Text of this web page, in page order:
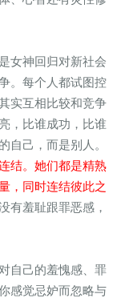
女神回归对新社会
。每个人都试图控
实互相比较和竞争
，比谁成功，比谁
自己，而是别人。
结。她们都是精熟
，同时连结彼此之
有羞耻跟罪恶感，
自己的羞愧感、罪
感觉忌妒而忽略与